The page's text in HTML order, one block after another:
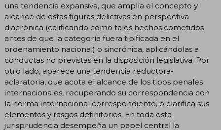
una tendencia expansiva, que amplía el concepto y
alcance de estas figuras delictivas en perspectiva
diacrónica (calificando como tales hechos cometidos
antes de que la categoría fuera tipificada en el
ordenamiento nacional) o sincrónica, aplicándolas a
conductas no previstas en la disposición legislativa. Por
otro lado, aparece una tendencia reductora-
aclaratoria, que acota el alcance de los tipos penales
internacionales, recuperando su correspondencia con
la norma internacional correspondiente, o clarifica sus
elementos y rasgos definitorios. En toda esta
jurisprudencia desempeña un papel central la